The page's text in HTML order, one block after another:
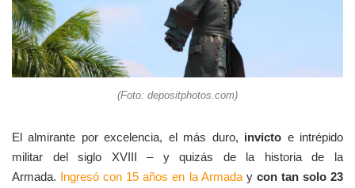
(Foto: depositphotos.com)
El almirante por excelencia, el más duro, invicto e intrépido
militar del siglo XVIII – y quizás de la historia de la
Armada. Ingresó con 15 años en la Armaday con tan solo 23